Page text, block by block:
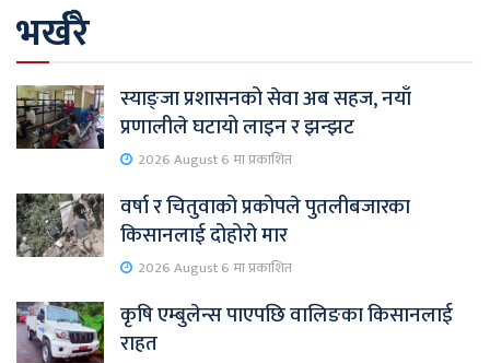
भर्खरै
स्याङ्जा प्रशासनको सेवा अब सहज, नयाँ
प्रणालीले घटायो लाइन र झन्झट
2026 August 6 मा प्रकाशित
वर्षा र चितुवाको प्रकोपले पुतलीबजारका
किसानलाई दोहोरो मार
2026 August 6 मा प्रकाशित
कृषि एम्बुलेन्स पाएपछि वालिङका किसानलाई
राहत